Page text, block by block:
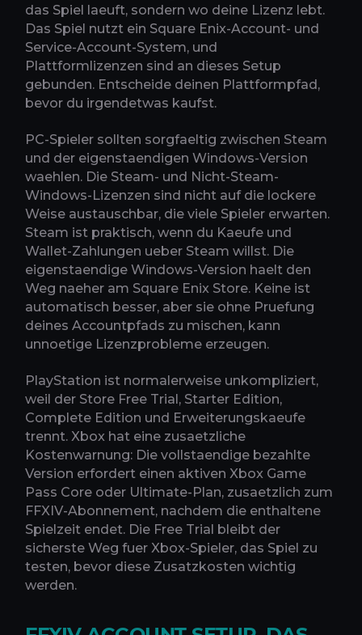
das Spiel laeuft, sondern wo deine Lizenz lebt.
Das Spiel nutzt ein Square Enix-Account- und
Service-Account-System, und
Plattformlizenzen sind an dieses Setup
gebunden. Entscheide deinen Plattformpfad,
bevor du irgendetwas kaufst.
PC-Spieler sollten sorgfaeltig zwischen Steam
und der eigenstaendigen Windows-Version
waehlen. Die Steam- und Nicht-Steam-
Windows-Lizenzen sind nicht auf die lockere
Weise austauschbar, die viele Spieler erwarten.
Steam ist praktisch, wenn du Kaeufe und
Wallet-Zahlungen ueber Steam willst. Die
eigenstaendige Windows-Version haelt den
Weg naeher am Square Enix Store. Keine ist
automatisch besser, aber sie ohne Pruefung
deines Accountpfads zu mischen, kann
unnoetige Lizenzprobleme erzeugen.
PlayStation ist normalerweise unkompliziert,
weil der Store Free Trial, Starter Edition,
Complete Edition und Erweiterungskaeufe
trennt. Xbox hat eine zusaetzliche
Kostenwarnung: Die vollstaendige bezahlte
Version erfordert einen aktiven Xbox Game
Pass Core oder Ultimate-Plan, zusaetzlich zum
FFXIV-Abonnement, nachdem die enthaltene
Spielzeit endet. Die Free Trial bleibt der
sicherste Weg fuer Xbox-Spieler, das Spiel zu
testen, bevor diese Zusatzkosten wichtig
werden.